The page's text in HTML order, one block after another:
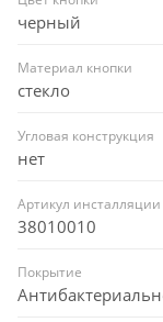
черный
Материал кнопки
стекло
Угловая конструкция
нет
Артикул инсталляции
38010010
Покрытие